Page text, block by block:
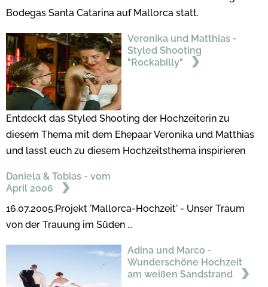
Bodegas Santa Catarina auf Mallorca statt.
Veronika und Matthias -
Styled Shooting
"Rockabilly"
Entdeckt das Styled Shooting der Hochzeiterin zu
diesem Thema mit dem Ehepaar Veronika und Matthias
und lasst euch zu diesem Hochzeitsthema inspirieren
Daniela & Tobias - vom
April 2006
16.07.2005:Projekt 'Mallorca-Hochzeit' - Unser Traum
von der Trauung im Süden ...
Adina und Marco -
Wunderschöne Hochzeit
am weißen Sandstrand